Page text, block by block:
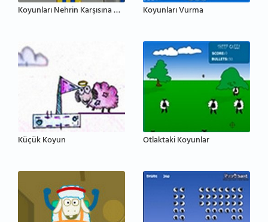
Koyunları Nehrin Karşısına Geçir Koyunları Vurma
Küçük Koyun Otlaktaki Koyunlar